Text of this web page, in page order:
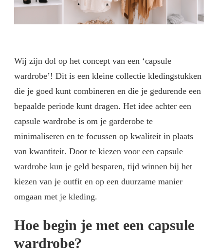
Wij zijn dol op het concept van een ‘capsule
wardrobe’! Dit is een kleine collectie kledingstukken
die je goed kunt combineren en die je gedurende een
bepaalde periode kunt dragen. Het idee achter een
capsule wardrobe is om je garderobe te
minimaliseren en te focussen op kwaliteit in plaats
van kwantiteit. Door te kiezen voor een capsule
wardrobe kun je geld besparen, tijd winnen bij het
kiezen van je outfit en op een duurzame manier
omgaan met je kleding.
Hoe begin je met een capsule
wardrobe?